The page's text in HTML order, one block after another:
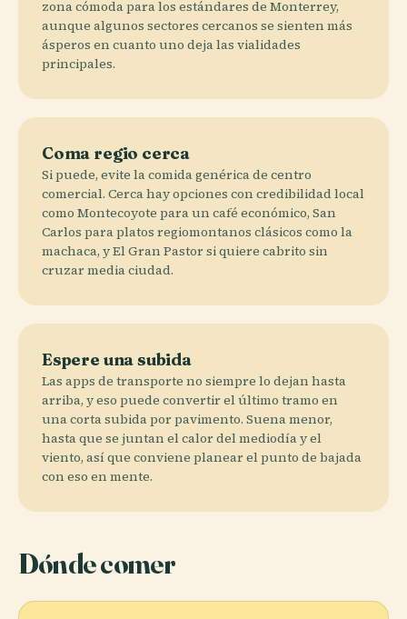
zona cómoda para los estándares de Monterrey,
aunque algunos sectores cercanos se sienten más
ásperos en cuanto uno deja las vialidades
principales.
Coma regio cerca
Si puede, evite la comida genérica de centro
comercial. Cerca hay opciones con credibilidad local
como Montecoyote para un café económico, San
Carlos para platos regiomontanos clásicos como la
machaca, y El Gran Pastor si quiere cabrito sin
cruzar media ciudad.
Espere una subida
Las apps de transporte no siempre lo dejan hasta
arriba, y eso puede convertir el último tramo en
una corta subida por pavimento. Suena menor,
hasta que se juntan el calor del mediodía y el
viento, así que conviene planear el punto de bajada
con eso en mente.
Dónde comer